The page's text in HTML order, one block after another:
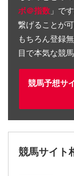
ボ＠指数 」で
繋げることが可
もちろん登録
目で本気な競
競馬予想サ
競馬サイト